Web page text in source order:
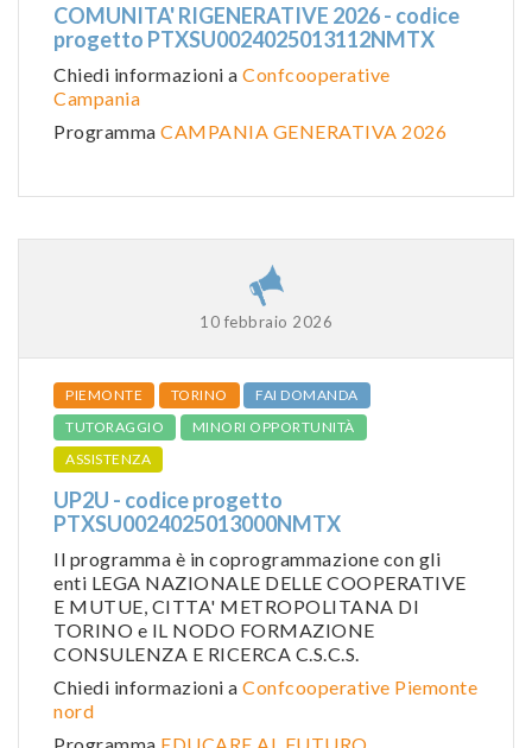
COMUNITA' RIGENERATIVE 2026 - codice
progetto PTXSU0024025013112NMTX
Chiedi informazioni a Confcooperative
Campania
Programma CAMPANIA GENERATIVA 2026
10 febbraio 2026
PIEMONTE TORINO
FAI DOMANDA
TUTORAGGIO
MINORI OPPORTUNITÀ
ASSISTENZA
UP2U - codice progetto
PTXSU0024025013000NMTX
Il programma è in coprogrammazione con gli
enti LEGA NAZIONALE DELLE COOPERATIVE
E MUTUE, CITTA' METROPOLITANA DI
TORINO e IL NODO FORMAZIONE
CONSULENZA E RICERCA C.S.C.S.
Chiedi informazioni a Confcooperative Piemonte
nord